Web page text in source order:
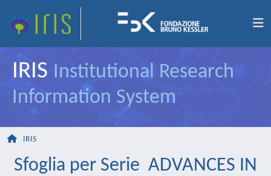
IRIS Institutional Research
Information System
IRIS
Sfoglia per Serie ADVANCES IN